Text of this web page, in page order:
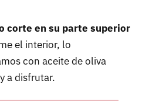
corte en su parte superior
el interior, lo
con aceite de oliva
a disfrutar.